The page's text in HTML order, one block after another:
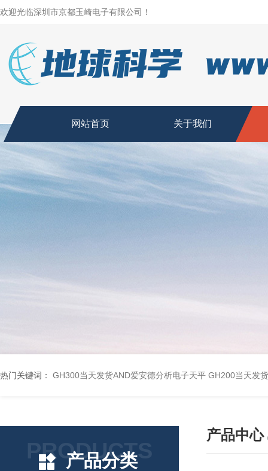
欢迎光临深圳市京都玉崎电子有限公司！
网站首页 关于我们
热门关键词： GH300当天发货AND爱安德分析电子天平 GH200当天发
PRODUCTS
产品分类
产品中心